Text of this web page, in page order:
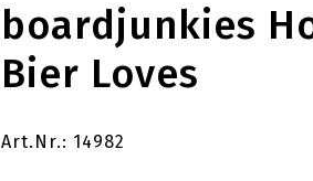
boardjunkies
Bier Loves
Art.Nr.: 14982